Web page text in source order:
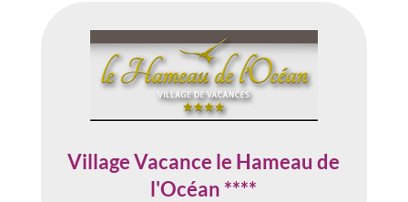
Village Vacance le Hameau de
l'Océan ****